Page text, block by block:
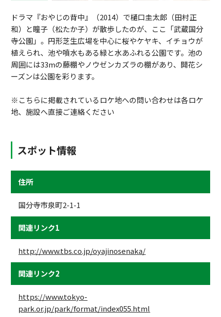
ドラマ『おやじの背中』（2014）で樋口圭太郎（田村正
和）と瞳子（松たか子）が散歩したのが、ここ「武蔵国分
寺公園」。円形芝生広場を中心に桜やケヤキ、イチョウが
植えられ、池や噴水もある緑と水あふれる公園です。池の
周囲には33mの藤棚やノウゼンカズラの棚があり、開花シ
ーズンは公園を彩ります。
※こちらに掲載されているロケ地への問い合わせは各ロケ
地、施設へ直接ご連絡ください
スポット情報
住所
国分寺市泉町2-1-1
関連リンク1
http://www.tbs.co.jp/oyajinosenaka/
関連リンク2
https://www.tokyo-
park.or.jp/park/format/index055.html